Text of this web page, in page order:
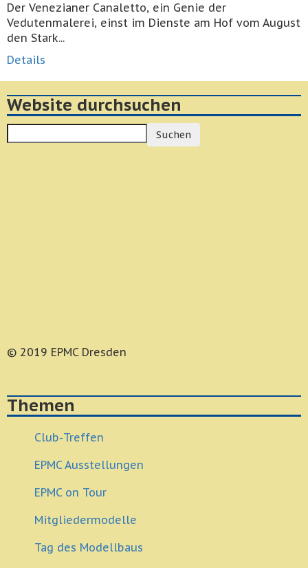
Der Venezianer Canaletto, ein Genie der
Vedutenmalerei, einst im Dienste am Hof vom August
den Stark...
Details
Website durchsuchen
Suchen
© 2019 EPMC Dresden
Themen
Club-Treffen
EPMC Ausstellungen
EPMC on Tour
Mitgliedermodelle
Tag des Modellbaus